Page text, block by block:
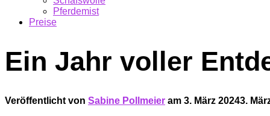
Pferdemist
Preise
Ein Jahr voller
Veröffentlicht von Sabine Pollmeier am 3. März 20243.